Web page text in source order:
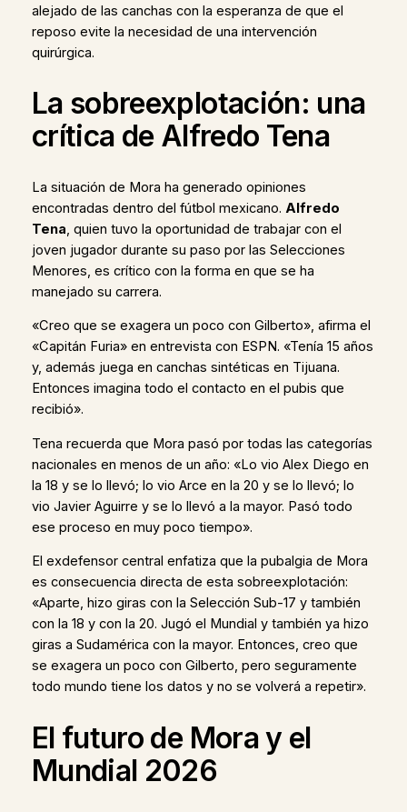
alejado de las canchas con la esperanza de que el
reposo evite la necesidad de una intervención
quirúrgica.
La sobreexplotación: una
crítica de Alfredo Tena
La situación de Mora ha generado opiniones
encontradas dentro del fútbol mexicano. Alfredo
Tena, quien tuvo la oportunidad de trabajar con el
joven jugador durante su paso por las Selecciones
Menores, es crítico con la forma en que se ha
manejado su carrera.
«Creo que se exagera un poco con Gilberto», afirma el
«Capitán Furia» en entrevista con ESPN. «Tenía 15 años
y, además juega en canchas sintéticas en Tijuana.
Entonces imagina todo el contacto en el pubis que
recibió».
Tena recuerda que Mora pasó por todas las categorías
nacionales en menos de un año: «Lo vio Alex Diego en
la 18 y se lo llevó; lo vio Arce en la 20 y se lo llevó; lo
vio Javier Aguirre y se lo llevó a la mayor. Pasó todo
ese proceso en muy poco tiempo».
El exdefensor central enfatiza que la pubalgia de Mora
es consecuencia directa de esta sobreexplotación:
«Aparte, hizo giras con la Selección Sub-17 y también
con la 18 y con la 20. Jugó el Mundial y también ya hizo
giras a Sudamérica con la mayor. Entonces, creo que
se exagera un poco con Gilberto, pero seguramente
todo mundo tiene los datos y no se volverá a repetir».
El futuro de Mora y el
Mundial 2026